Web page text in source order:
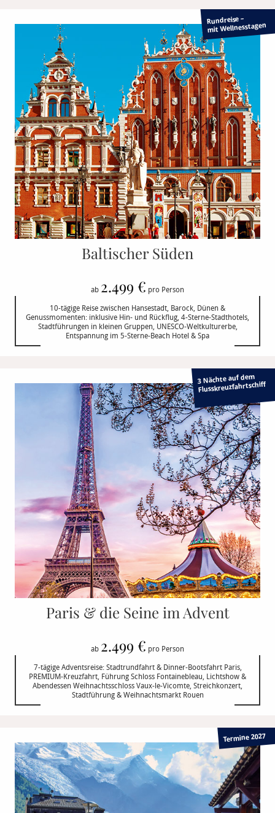
Rundreise –
mit Wellnesstagen
Baltischer Süden
ab 2.499 € pro Person
10-tägige Reise zwischen Hansestadt, Barock, Dünen &
Genussmomenten: inklusive Hin- und Rückflug, 4-Sterne-Stadthotels,
Stadtführungen in kleinen Gruppen, UNESCO-Weltkulturerbe,
Entspannung im 5-Sterne-Beach Hotel & Spa
3 Nächte auf dem
Flusskreuzfahrtschiff
Paris & die Seine im Advent
ab 2.499 € pro Person
7-tägige Adventsreise: Stadtrundfahrt & Dinner-Bootsfahrt Paris,
PREMIUM-Kreuzfahrt, Führung Schloss Fontainebleau, Lichtshow &
Abendessen Weihnachtsschloss Vaux-le-Vicomte, Streichkonzert,
Stadtführung & Weihnachtsmarkt Rouen
Termine 2027